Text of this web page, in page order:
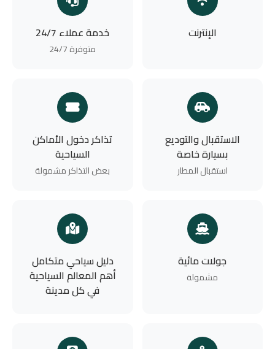
الإنترنت خدمة عملاء 24/7
متوفرة 24/7
الاستقبال والتوديع
بسيارة خاصة
استقبال المطار
تذاكر دخول الأماكن
السياحية
بعض التذاكر مشمولة
جولات مائية
مشمولة
دليل سياحي متكامل
أهم المعالم السياحية
في كل مدينة